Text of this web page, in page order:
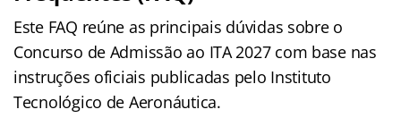
Este FAQ reúne as principais dúvidas sobre o
Concurso de Admissão ao ITA 2027 com base nas
instruções oficiais publicadas pelo Instituto
Tecnológico de Aeronáutica.